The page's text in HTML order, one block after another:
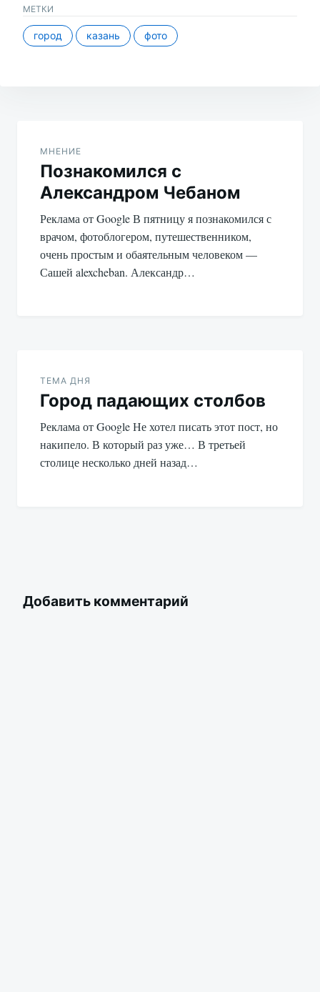
МЕТКИ
город казань фото
записям
МНЕНИЕ
Познакомился с
Александром Чебаном
Реклама от Google В пятницу я познакомился с
врачом, фотоблогером, путешественником,
очень простым и обаятельным человеком —
Сашей alexcheban. Александр…
ТЕМА ДНЯ
Город падающих столбов
Реклама от Google Не хотел писать этот пост, но
накипело. В который раз уже… В третьей
столице несколько дней назад…
Добавить комментарий